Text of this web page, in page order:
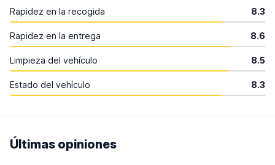
Rapidez en la recogida 8.3
Rapidez en la entrega 8.6
Limpieza del vehículo 8.5
Estado del vehículo 8.3
Últimas opiniones